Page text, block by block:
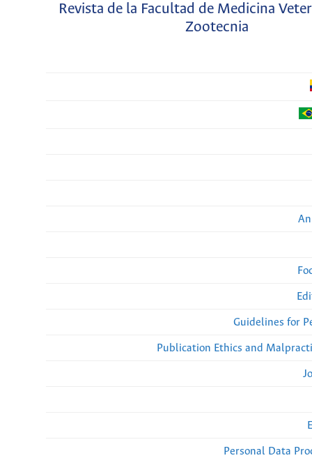
Revista de la Facultad de Medicina
Zootecnia
Guidelines for
Publication Ethics and
Personal Data